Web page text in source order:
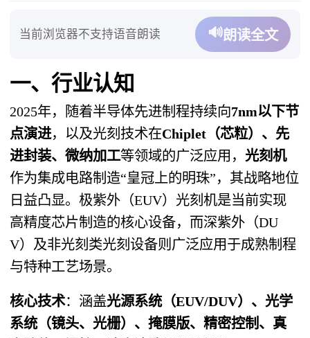
当前浏览器不支持语音朗读 🔊朗读全文
一、行业认知
2025年，随着半导体先进制程持续向7nm以下节
点演进，以及光刻技术在Chiplet（芯粒）、先
进封装、微纳加工等领域的广泛应用， 光刻机
作为集成电路制造“皇冠上的明珠”，其战略地位
日益凸显。极紫外（EUV）光刻机是当前实现
高精度芯片制造的核心设备，而深紫外（DU
V）及非光刻类光刻设备则广泛应用于成熟制程
与特种工艺场景。
核心技术：涵盖光源系统（EUV/DUV）、光学
系统（镜头、光栅）、掩膜版、精密控制、真